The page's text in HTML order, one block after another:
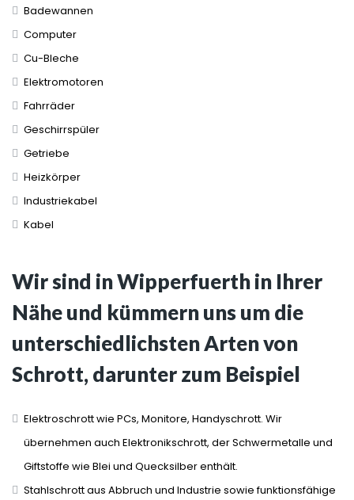
Badewannen
Computer
Cu-Bleche
Elektromotoren
Fahrräder
Geschirrspüler
Getriebe
Heizkörper
Industriekabel
Kabel
Wir sind in Wipperfuerth in Ihrer
Nähe und kümmern uns um die
unterschiedlichsten Arten von
Schrott, darunter zum Beispiel
Elektroschrott wie PCs, Monitore, Handyschrott. Wir
übernehmen auch Elektronikschrott, der Schwermetalle und
Giftstoffe wie Blei und Quecksilber enthält.
Stahlschrott aus Abbruch und Industrie sowie funktionsfähige